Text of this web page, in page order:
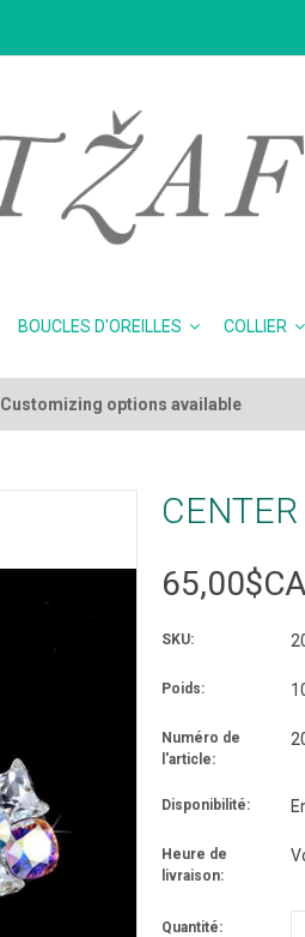
BOUCLES D'OREILLES COLLIER
Customizing options available
65,00$CA
SKU:
Poids:
Numéro de
l'article:
Disponibilité:
Heure de
livraison:
Quantité: